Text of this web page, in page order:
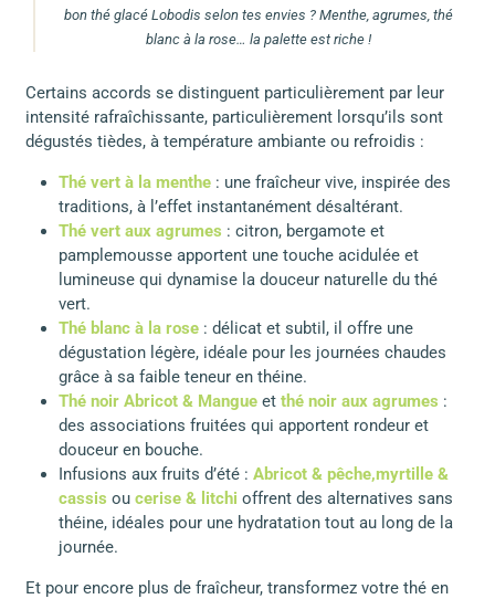
bon thé glacé Lobodis selon tes envies ? Menthe, agrumes, thé
blanc à la rose… la palette est riche !
Certains accords se distinguent particulièrement par leur
intensité rafraîchissante, particulièrement lorsqu’ils sont
dégustés tièdes, à température ambiante ou refroidis :
Thé vert à la menthe : une fraîcheur vive, inspirée des
traditions, à l’effet instantanément désaltérant.
Thé vert aux agrumes : citron, bergamote et
pamplemousse apportent une touche acidulée et
lumineuse qui dynamise la douceur naturelle du thé
vert.
Thé blanc à la rose: délicat et subtil, il offre une
dégustation légère, idéale pour les journées chaudes
grâce à sa faible teneur en théine.
Thé noir Abricot & Mangueet thé noir aux agrumes :
des associations fruitées qui apportent rondeur et
douceur en bouche.
Infusions aux fruits d’été : Abricot & pêche,myrtille &
cassis ou cerise & litchi offrent des alternatives sans
théine, idéales pour une hydratation tout au long de la
journée.
Et pour encore plus de fraîcheur, transformez votre thé en